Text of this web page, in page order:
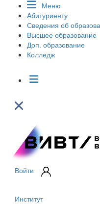
Меню
Абитуриенту
Сведения об
Высшее образование
Доп. образование
Колледж
Войти
Институт